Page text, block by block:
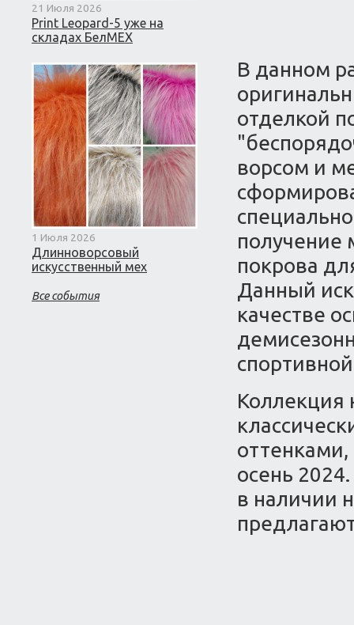
21 Июля 2026
Print Leopard-5 уже на
складах БелМЕХ
1 Июля 2026
Длинноворсовый
искусственный мех
Все события
В данном
отделкой
ворсом и
получение
покрова
Данный
качестве
Коллекция
осень
в наличии